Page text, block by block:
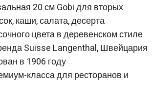
20 см Gobi для вторых
каши, салата, десерта
цвета в деревенском стиле
Suisse Langenthal, Швейцария
в 1906 году
класса для ресторанов и